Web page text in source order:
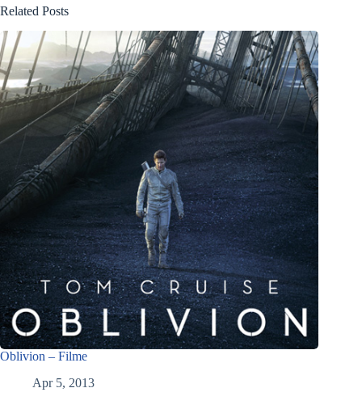
Related Posts
Oblivion – Filme
Apr 5, 2013